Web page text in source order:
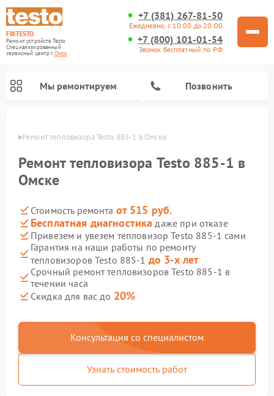
FIX-TESTO
Ремонт устройств Testo
Специализированный
cервисный центр г.Омск
+7 (381) 267-81-50
Ежедневно, с 10:00 до 20:00
+7 (800) 101-01-54
Звонок бесплатный по РФ
Мы ремонтируем Позвонить
Ремонт тепловизора Testo 885-1 в Омске
Ремонт тепловизора Testo 885-1 в
Омске
Стоимость ремонта от 515 руб.
Бесплатная диагностика даже при отказе
Привезем и увезем тепловизор Testo 885-1 сами
Гарантия на наши работы по ремонту
тепловизоров Testo 885-1 до 3-х лет
Срочный ремонт тепловизоров Testo 885-1 в
течении часа
Скидка для вас до 20%
Консультация со специалистом
Узнать стоимость работ